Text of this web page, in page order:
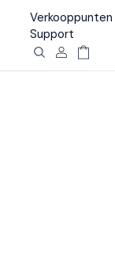
Verkooppunten
Support